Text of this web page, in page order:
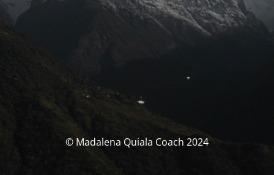
© Madalena Quiala Coach 2024